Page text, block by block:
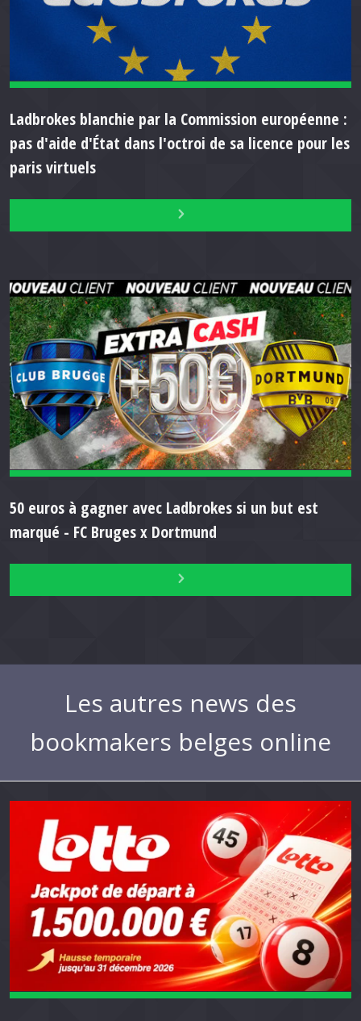
Ladbrokes blanchie par la Commission européenne :
pas d'aide d'État dans l'octroi de sa licence pour les
paris virtuels
50 euros à gagner avec Ladbrokes si un but est
marqué - FC Bruges x Dortmund
Les autres news des
bookmakers belges online